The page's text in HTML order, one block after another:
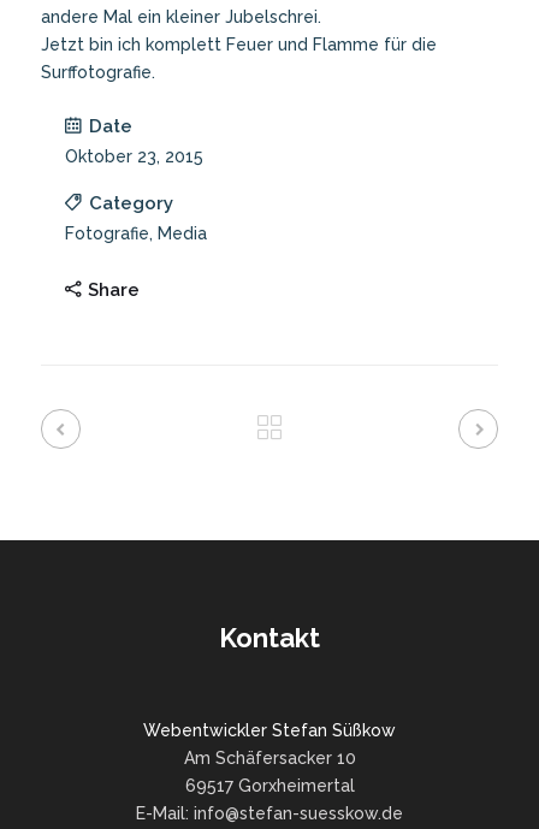
andere Mal ein kleiner Jubelschrei.
Jetzt bin ich komplett Feuer und Flamme für die
Surffotografie.
Date
Oktober 23, 2015
Category
Fotografie, Media
Share
Kontakt
Webentwickler Stefan Süßkow
Am Schäfersacker 10
69517 Gorxheimertal
E-Mail: info@stefan-suesskow.de